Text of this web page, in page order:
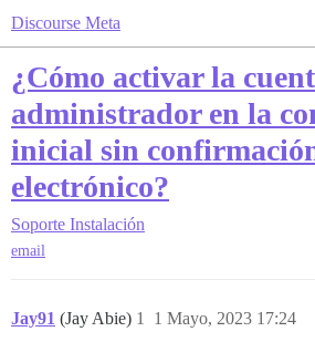
Discourse Meta
¿Cómo activar la
administrador en la
inicial sin
electrónico?
Soporte Instalación
email
Jay91 (Jay Abie) 1 Mayo, 2023 17:24
1